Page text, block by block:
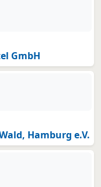
oder Logo hinterlegt
GmbH
oder Logo hinterlegt
Hamburg e.V.
oder Logo hinterlegt